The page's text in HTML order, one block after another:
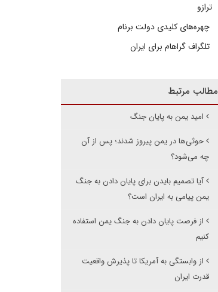
ترازو
چهره‌های کلیدی دولت برنام
تلگراف گراهام برای ایران
مطالب مرتبط
امید یمن به پایان جنگ
حوثی‌ها در یمن پیروز شدند؛ پس از آن
چه می‌شود؟
آیا تصمیم بایدن برای پایان دادن به جنگ
یمن پیامی به ایران است؟
از فرصت پایان دادن به جنگ یمن استفاده
کنیم
از وابستگی به آمریکا تا پذیرش واقعیت
قدرت ایران